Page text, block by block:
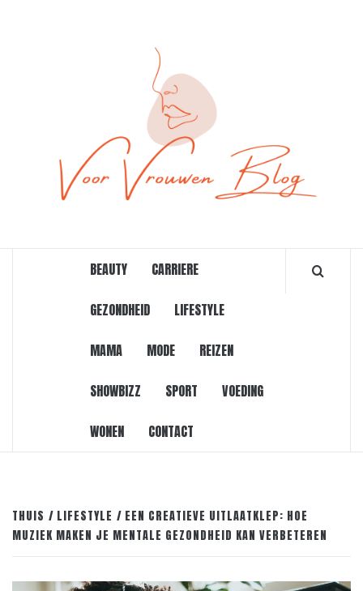
BEAUTY CARRIERE
GEZONDHEID LIFESTYLE
MAMA MODE REIZEN
SHOWBIZZ SPORT VOEDING
WONEN CONTACT
THUIS LIFESTYLE
EEN CREATIEVE UITLAATKLEP: HOE
MUZIEK MAKEN JE MENTALE GEZONDHEID KAN VERBETEREN